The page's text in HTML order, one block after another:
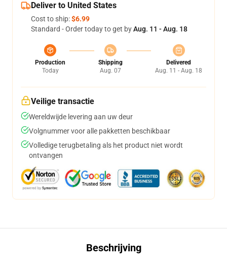
Deliver to United States
Cost to ship:$6.99
Standard - Order today to get byAug. 11 - Aug. 18
Production
Today
Shipping
Aug. 07
Delivered
Aug. 11 - Aug. 18
Veilige transactie
Wereldwijde levering aan uw deur
Volgnummer voor alle pakketten beschikbaar
Volledige terugbetaling als het product niet wordt
ontvangen
Beschrijving